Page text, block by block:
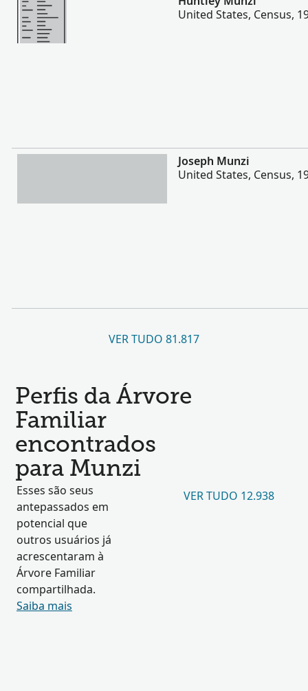
United States, Census,
Mais
Joseph Munzi
United States, Census,
VER TUDO 81.817
Perfis da Árvore
Familiar
encontrados
para Munzi
Esses são seus
antepassados em
potencial que
outros usuários já
acrescentaram à
Árvore Familiar
compartilhada.
Saiba mais
VER TUDO 12.938